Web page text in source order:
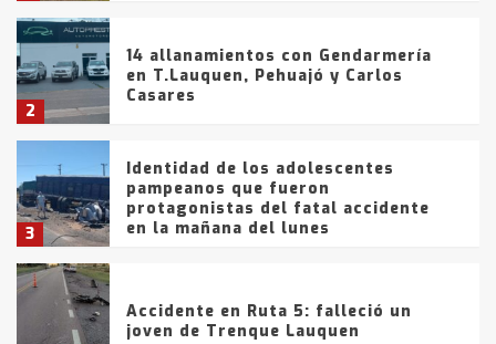
2
14 allanamientos con Gendarmería
en T.Lauquen, Pehuajó y Carlos
Casares
3
Identidad de los adolescentes
pampeanos que fueron
protagonistas del fatal accidente
en la mañana del lunes
Accidente en Ruta 5: falleció un
joven de Trenque Lauquen